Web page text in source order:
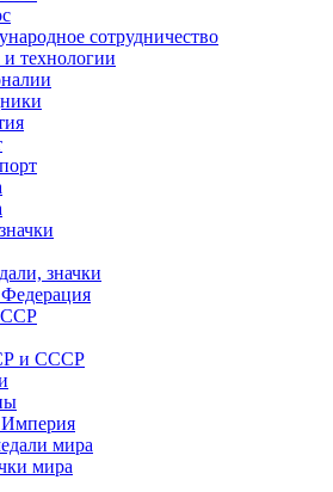
сотрудничество
технологии
значки
и СССР
Империя
мира
мира